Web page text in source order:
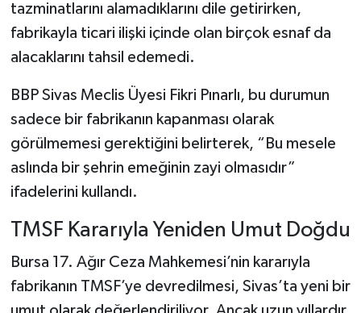
tazminatlarını alamadıklarını dile getirirken,
fabrikayla ticari ilişki içinde olan birçok esnaf da
alacaklarını tahsil edemedi.
BBP Sivas Meclis Üyesi Fikri Pınarlı, bu durumun
sadece bir fabrikanın kapanması olarak
görülmemesi gerektiğini belirterek, “Bu mesele
aslında bir şehrin emeğinin zayi olmasıdır”
ifadelerini kullandı.
TMSF Kararıyla Yeniden Umut Doğdu
Bursa 17. Ağır Ceza Mahkemesi’nin kararıyla
fabrikanın TMSF’ye devredilmesi, Sivas’ta yeni bir